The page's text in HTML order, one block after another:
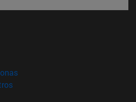
ventana)
(abre en nueva ventana)
(abre en nueva ventana)